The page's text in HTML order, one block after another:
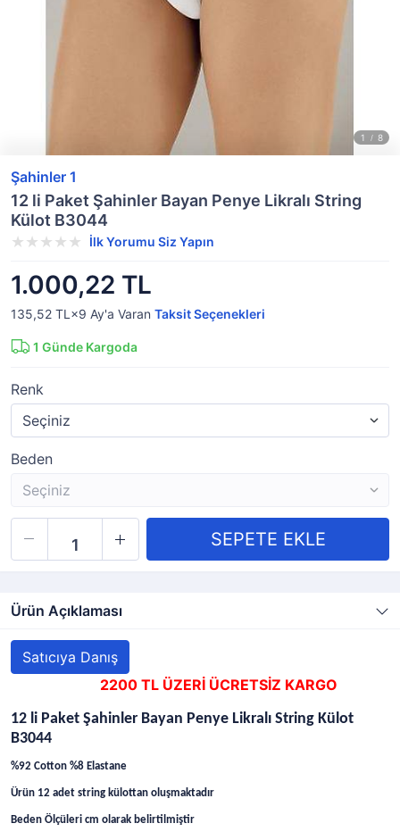
Şahinler 1
12 li Paket Şahinler Bayan Penye Likralı String
Külot B3044
İlk Yorumu Siz Yapın
1.000,22 TL
135,52 TL×9 Ay'a Varan Taksit Seçenekleri
1 Günde Kargoda
Renk
Beden
Ürün Açıklaması
Satıcıya Danış
2200 TL ÜZERİ ÜCRETSİZ KARGO
12 li Paket Şahinler Bayan Penye Likralı String Külot
B3044
%92 Cotton %8 Elastane
Ürün 12 adet string külottan oluşmaktadır
Beden Ölçüleri cm olarak belirtilmiştir